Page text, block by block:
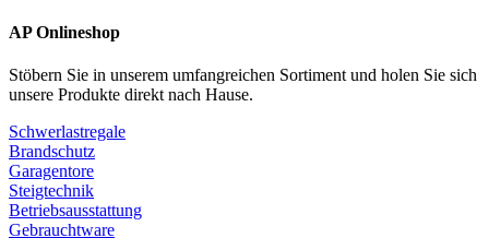
AP Onlineshop
Stöbern Sie in unserem umfangreichen Sortiment und holen Sie sich
unsere Produkte direkt nach Hause.
Schwerlastregale
Brandschutz
Garagentore
Steigtechnik
Betriebsausstattung
Gebrauchtware